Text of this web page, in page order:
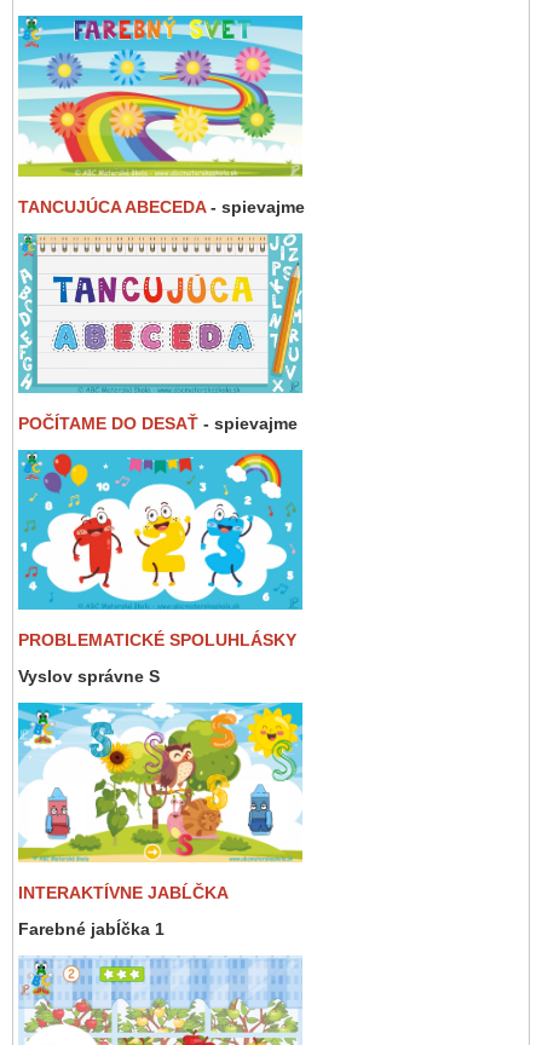
TANCUJÚCA ABECEDA- spievajme
POČÍTAME DO DESAŤ - spievajme
PROBLEMATICKÉ SPOLUHLÁSKY
Vyslov správne S
INTERAKTÍVNE JABĹČKA
Farebné jabĺčka 1